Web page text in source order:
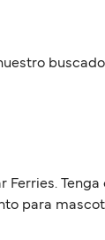
para